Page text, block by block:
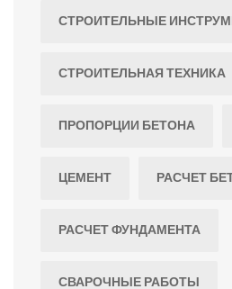
СТРОИТЕЛЬНЫЕ
СТРОИТЕЛЬНАЯ ТЕХНИКА
ПРОПОРЦИИ БЕТОНА
ЦЕМЕНТ РАСЧЕТ
РАСЧЕТ ФУНДАМЕНТА
СВАРОЧНЫЕ РАБОТЫ